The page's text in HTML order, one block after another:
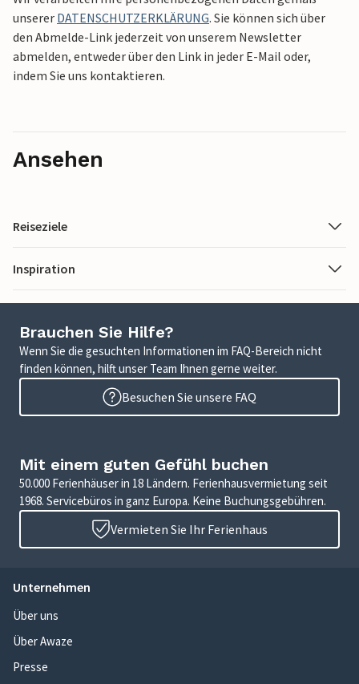
unserer DATENSCHUTZERKLÄRUNG. Sie können sich über
den Abmelde-Link jederzeit von unserem Newsletter
abmelden, entweder über den Link in jeder E-Mail oder,
indem Sie uns kontaktieren.
Ansehen
Reiseziele
Inspiration
Brauchen Sie Hilfe?
Wenn Sie die gesuchten Informationen im FAQ-Bereich nicht
finden können, hilft unser Team Ihnen gerne weiter.
Besuchen Sie unsere FAQ
Mit einem guten Gefühl buchen
50.000 Ferienhäuser in 18 Ländern. Ferienhausvermietung seit
1968. Servicebüros in ganz Europa. Keine Buchungsgebühren.
Vermieten Sie Ihr Ferienhaus
Unternehmen
Über uns
Über Awaze
Presse